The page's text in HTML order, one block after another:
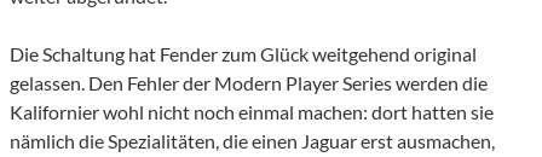
Die Schaltung hat Fender zum Glück weitgehend original
gelassen. Den Fehler der Modern Player Series werden die
Kalifornier wohl nicht noch einmal machen: dort hatten sie
nämlich die Spezialitäten, die einen Jaguar erst ausmachen,